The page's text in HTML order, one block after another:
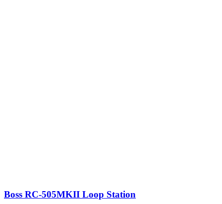
Boss RC-505MKII Loop Station